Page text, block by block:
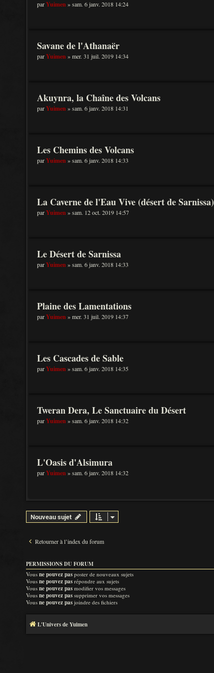
parYuimen» sam. 6 janv. 2018 14:24
Savane de l'Athanaër
parYuimen» mer. 31 juil. 2019 14:34
Akuynra, la Chaîne des Volcans
parYuimen» sam. 6 janv. 2018 14:31
Les Chemins des Volcans
parYuimen» sam. 6 janv. 2018 14:33
La Caverne de l'Eau Vive (désert de Sarnissa)
parYuimen» sam. 12 oct. 2019 14:57
Le Désert de Sarnissa
parYuimen» sam. 6 janv. 2018 14:33
Plaine des Lamentations
parYuimen» mer. 31 juil. 2019 14:37
Les Cascades de Sable
parYuimen» sam. 6 janv. 2018 14:35
Tweran Dera, Le Sanctuaire du Désert
parYuimen» sam. 6 janv. 2018 14:32
L'Oasis d'Alsimura
parYuimen» sam. 6 janv. 2018 14:32
Nouveau sujet
Retourner à l’index du forum
PERMISSIONS DU FORUM
Vous ne pouvez pas poster de nouveaux sujets
Vous ne pouvez pas répondre aux sujets
Vous ne pouvez pas modifier vos messages
Vous ne pouvez pas supprimer vos messages
Vous ne pouvez pas joindre des fichiers
L'Univers de Yuimen